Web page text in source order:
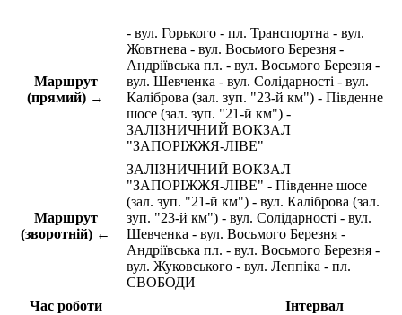
Маршрут
(прямий) →
- вул. Горького - пл. Транспортна - вул.
Жовтнева - вул. Восьмого Березня -
Андріївська пл. - вул. Восьмого Березня -
вул. Шевченка - вул. Солідарності - вул.
Каліброва (зал. зуп. "23-й км") - Південне
шосе (зал. зуп. "21-й км") -
ЗАЛІЗНИЧНИЙ ВОКЗАЛ
"ЗАПОРІЖЖЯ-ЛІВЕ"
Маршрут
(зворотній) ←
ЗАЛІЗНИЧНИЙ ВОКЗАЛ
"ЗАПОРІЖЖЯ-ЛІВЕ" - Південне шосе
(зал. зуп. "21-й км") - вул. Каліброва (зал.
зуп. "23-й км") - вул. Солідарності - вул.
Шевченка - вул. Восьмого Березня -
Андріївська пл. - вул. Восьмого Березня -
вул. Жуковського - вул. Леппіка - пл.
СВОБОДИ
Час роботи
Інтервал